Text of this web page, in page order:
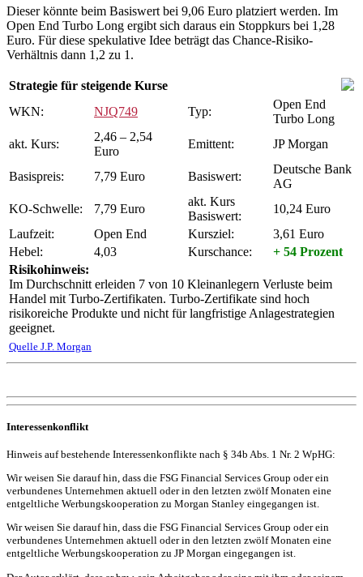
Dieser könnte beim Basiswert bei 9,06 Euro platziert werden. Im
Open End Turbo Long ergibt sich daraus ein Stoppkurs bei 1,28
Euro. Für diese spekulative Idee beträgt das Chance-Risiko-
Verhältnis dann 1,2 zu 1.
Strategie für steigende Kurse
WKN:
NJQ749 Typ:
Open End
Turbo Long
akt. Kurs:
2,46 – 2,54
Euro
Emittent: JP Morgan
Basispreis: 7,79 Euro Basiswert:
Deutsche Bank
AG
KO-Schwelle:
7,79 Euro
akt. Kurs
Basiswert:
10,24 Euro
Laufzeit:
Open End Kursziel:
3,61 Euro
Hebel:
4,03 Kurschance:
+ 54 Prozent
Risikohinweis:
Im Durchschnitt erleiden 7 von 10 Kleinanlegern Verluste beim
Handel mit Turbo-Zertifikaten. Turbo-Zertifikate sind hoch
risikoreiche Produkte und nicht für langfristige Anlagestrategien
geeignet.
Quelle J.P. Morgan
Interessenkonflikt
Hinweis auf bestehende Interessenkonflikte nach § 34b Abs. 1 Nr. 2 WpHG:
Wir weisen Sie darauf hin, dass die FSG Financial Services Group oder ein
verbundenes Unternehmen aktuell oder in den letzten zwölf Monaten eine
entgeltliche Werbungskooperation zu Morgan Stanley eingegangen ist.
Wir weisen Sie darauf hin, dass die FSG Financial Services Group oder ein
verbundenes Unternehmen aktuell oder in den letzten zwölf Monaten eine
entgeltliche Werbungskooperation zu JP Morgan eingegangen ist.